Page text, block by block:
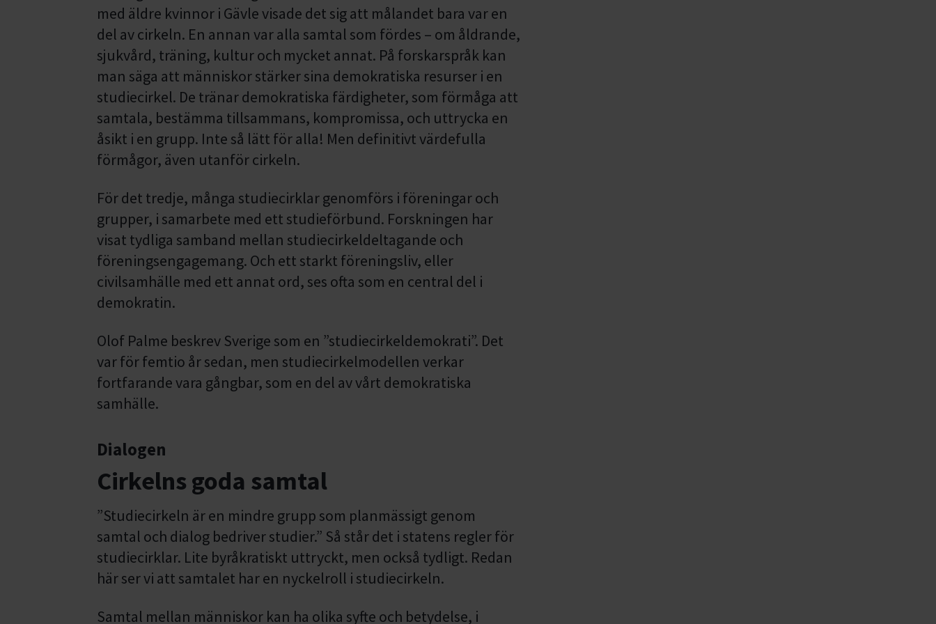
med äldre kvinnor i Gävle visade det sig att målandet bara var en
del av cirkeln. En annan var alla samtal som fördes – om åldrande,
sjukvård, träning, kultur och mycket annat. På forskarspråk kan
man säga att människor stärker sina demokratiska resurser i en
studiecirkel. De tränar demokratiska färdigheter, som förmåga att
samtala, bestämma tillsammans, kompromissa, och uttrycka en
åsikt i en grupp. Inte så lätt för alla! Men definitivt värdefulla
förmågor, även utanför cirkeln.
För det tredje, många studiecirklar genomförs i föreningar och
grupper, i samarbete med ett studieförbund. Forskningen har
visat tydliga samband mellan studiecirkeldeltagande och
föreningsengagemang. Och ett starkt föreningsliv, eller
civilsamhälle med ett annat ord, ses ofta som en central del i
demokratin.
Olof Palme beskrev Sverige som en ”studiecirkeldemokrati”. Det
var för femtio år sedan, men studiecirkelmodellen verkar
fortfarande vara gångbar, som en del av vårt demokratiska
samhälle.
Dialogen
Cirkelns goda samtal
”Studiecirkeln är en mindre grupp som planmässigt genom
samtal och dialog bedriver studier.” Så står det i statens regler för
studiecirklar. Lite byråkratiskt uttryckt, men också tydligt. Redan
här ser vi att samtalet har en nyckelroll i studiecirkeln.
Samtal mellan människor kan ha olika syfte och betydelse, i